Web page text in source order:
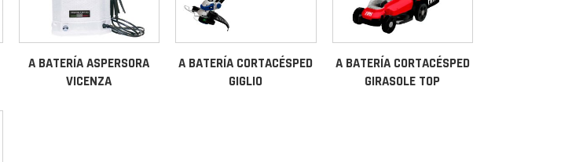
A BATERÍA ASPERSORA
VICENZA
A BATERÍA CORTACÉSPED
GIGLIO
A BATERÍA CORTACÉSPED
GIRASOLE TOP